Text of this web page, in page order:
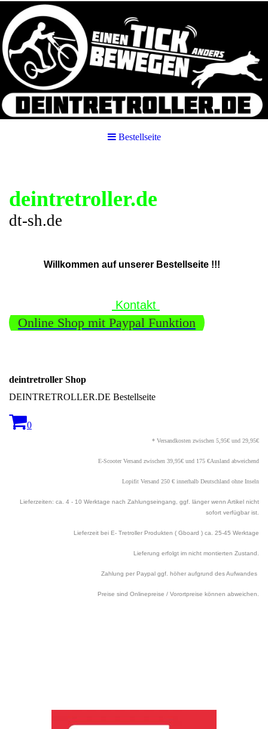
Bestellseite
deintretroller.de
dt-sh.de
Willkommen auf unserer Bestellseite !!!
Kontakt
Online Shop mit Paypal Funktion
deintretroller Shop
DEINTRETROLLER.DE Bestellseite
0
* Versandkosten zwischen 5,95€ und 29,95€
E-Scooter Versand zwischen 39,95€ und 175 €Ausland abweichend
Lopifit Versand 250 € innerhalb Deutschland ohne Inseln
Lieferzeiten: ca. 4 - 10 Werktage nach Zahlungseingang, ggf. länger wenn Artikel nicht
sofort verfügbar ist.
Lieferzeit bei E- Tretroller Produkten ( Gboard ) ca. 25-45 Werktage
Lieferung erfolgt im nicht montierten Zustand.
Zahlung per Paypal ggf. höher aufgrund des Aufwandes
Preise sind Onlinepreise / Vorortpreise können abweichen.